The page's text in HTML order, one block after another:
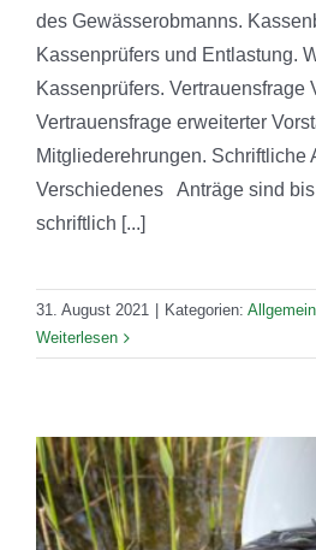
des Gewässerobmanns.
Kassenprüfers und Entlastung.
Kassenprüfers. Vertrauensfrage
Vertrauensfrage erweiterter
Mitgliederehrungen. Schriftliche
Verschiedenes Anträge sind
schriftlich [...]
31. August 2021 Kategorien: Allgemein
Weiterlesen